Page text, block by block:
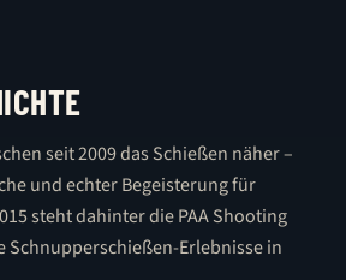
seit 2009 das Schießen näher –
und echter Begeisterung für
steht dahinter die PAA Shooting
Schnupperschießen-Erlebnisse in